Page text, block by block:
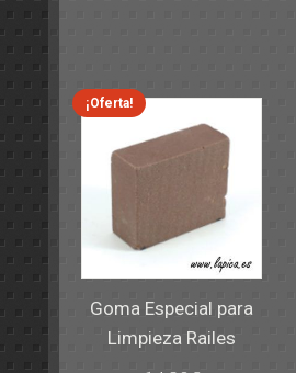
¡Oferta!
Goma Especial para
Limpieza Railes